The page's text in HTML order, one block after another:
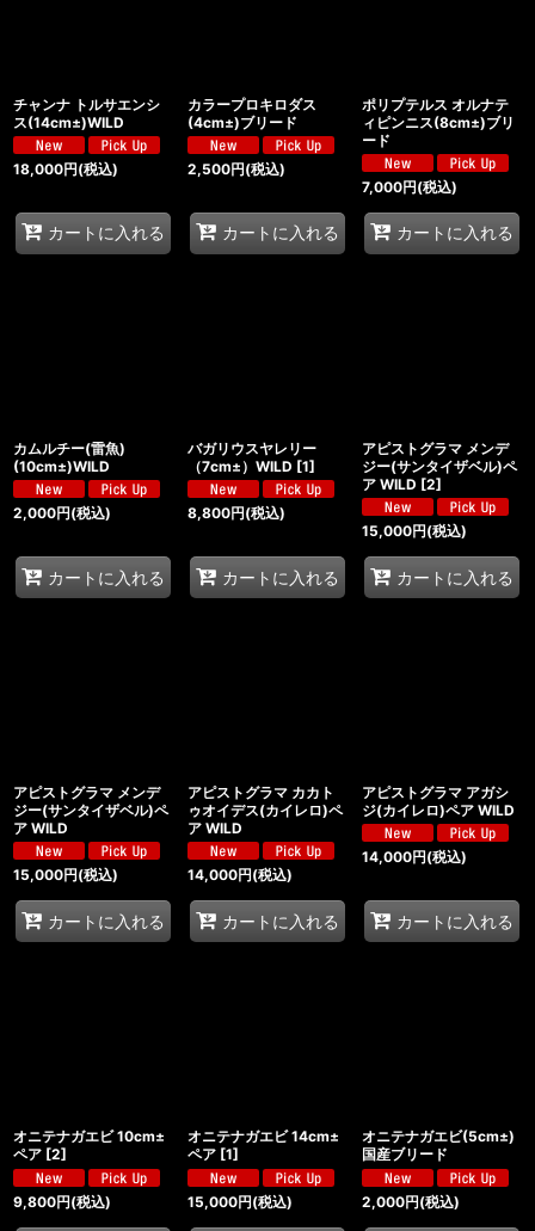
チャンナ トルサエンシ
ス(14cm±)WILD
18,000円(税込)
カートに入れる
カラープロキロダス
(4cm±)ブリード
2,500円(税込)
カートに入れる
ポリプテルス オルナテ
ィピンニス(8cm±)ブリ
ード
7,000円(税込)
カートに入れる
カムルチー(雷魚)
(10cm±)WILD
2,000円(税込)
カートに入れる
バガリウスヤレリー
（7cm±）WILD [1]
8,800円(税込)
カートに入れる
アピストグラマ メンデ
ジー(サンタイザベル)ペ
ア WILD [2]
15,000円(税込)
カートに入れる
アピストグラマ メンデ
ジー(サンタイザベル)ペ
ア WILD
15,000円(税込)
カートに入れる
アピストグラマ カカト
ゥオイデス(カイレロ)ペ
ア WILD
14,000円(税込)
カートに入れる
アピストグラマ アガシ
ジ(カイレロ)ペア WILD
14,000円(税込)
カートに入れる
オニテナガエビ 10cm±
ペア [2]
9,800円(税込)
オニテナガエビ 14cm±
ペア [1]
15,000円(税込)
オニテナガエビ(5cm±)
国産ブリード
2,000円(税込)